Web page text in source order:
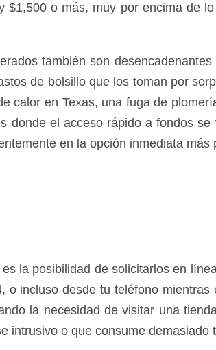
o más, muy por encima de
también son
de bolsillo que los toman por
calor en Texas, una fuga de
el acceso rápido a fondos
en la opción inmediata más
la posibilidad de solicitarlos en
incluso desde tu teléfono mientras
la necesidad de visitar una
intrusivo o que consume demasiado